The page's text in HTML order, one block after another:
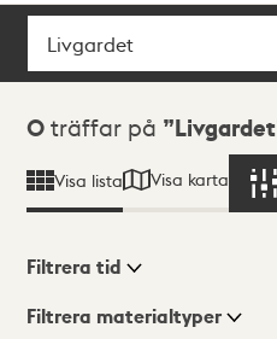
Sök
Sökresultat
0 träffar på Livgardet
Visa lista Visa karta
Visningsläge
Filtrera tid
Filtrera materialtyper